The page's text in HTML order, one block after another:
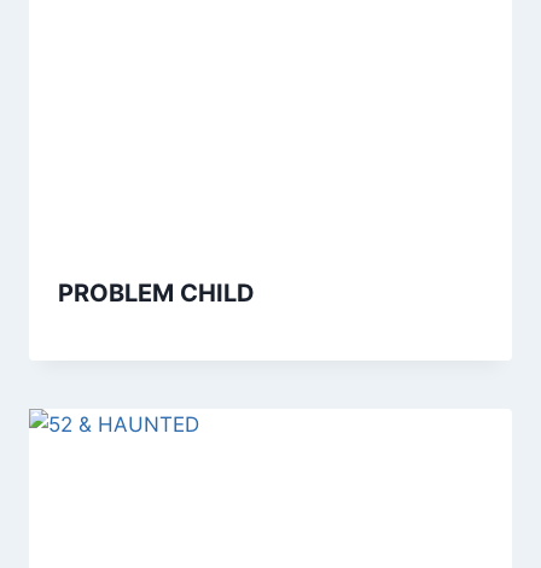
PROBLEM CHILD